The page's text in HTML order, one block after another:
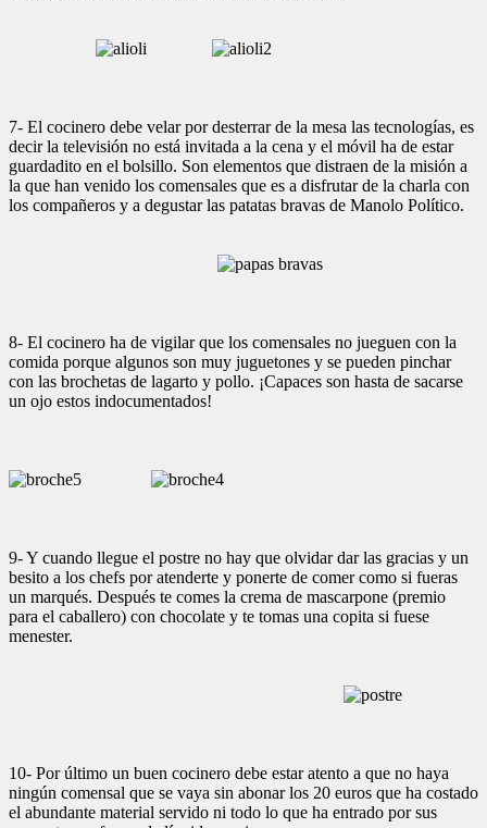
7- El cocinero debe velar por desterrar de la mesa las tecnologías, es
decir la televisión no está invitada a la cena y el móvil ha de estar
guardadito en el bolsillo. Son elementos que distraen de la misión a
la que han venido los comensales que es a disfrutar de la charla con
los compañeros y a degustar las patatas bravas de Manolo Político.
8- El cocinero ha de vigilar que los comensales no jueguen con la
comida porque algunos son muy juguetones y se pueden pinchar
con las brochetas de lagarto y pollo. ¡Capaces son hasta de sacarse
un ojo estos indocumentados!
9- Y cuando llegue el postre no hay que olvidar dar las gracias y un
besito a los chefs por atenderte y ponerte de comer como si fueras
un marqués. Después te comes la crema de mascarpone (premio
para el caballero) con chocolate y te tomas una copita si fuese
menester.
10- Por último un buen cocinero debe estar atento a que no haya
ningún comensal que se vaya sin abonar los 20 euros que ha costado
el abundante material servido ni todo lo que ha entrado por sus